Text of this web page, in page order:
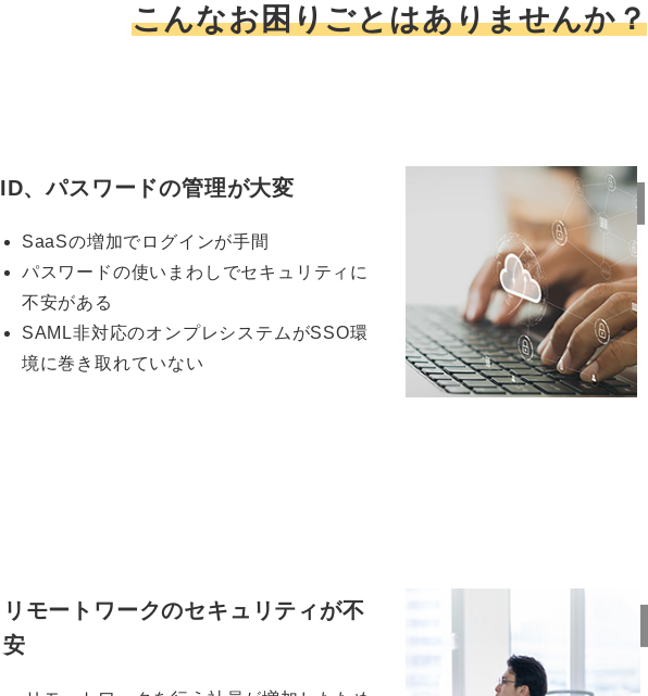
こんなお困りごとはありませんか？
ID、パスワードの管理が大変
SaaSの増加でログインが手間
パスワードの使いまわしでセキュリティに
不安がある
SAML非対応のオンプレシステムがSSO環
境に巻き取れていない
リモートワークのセキュリティが不
安